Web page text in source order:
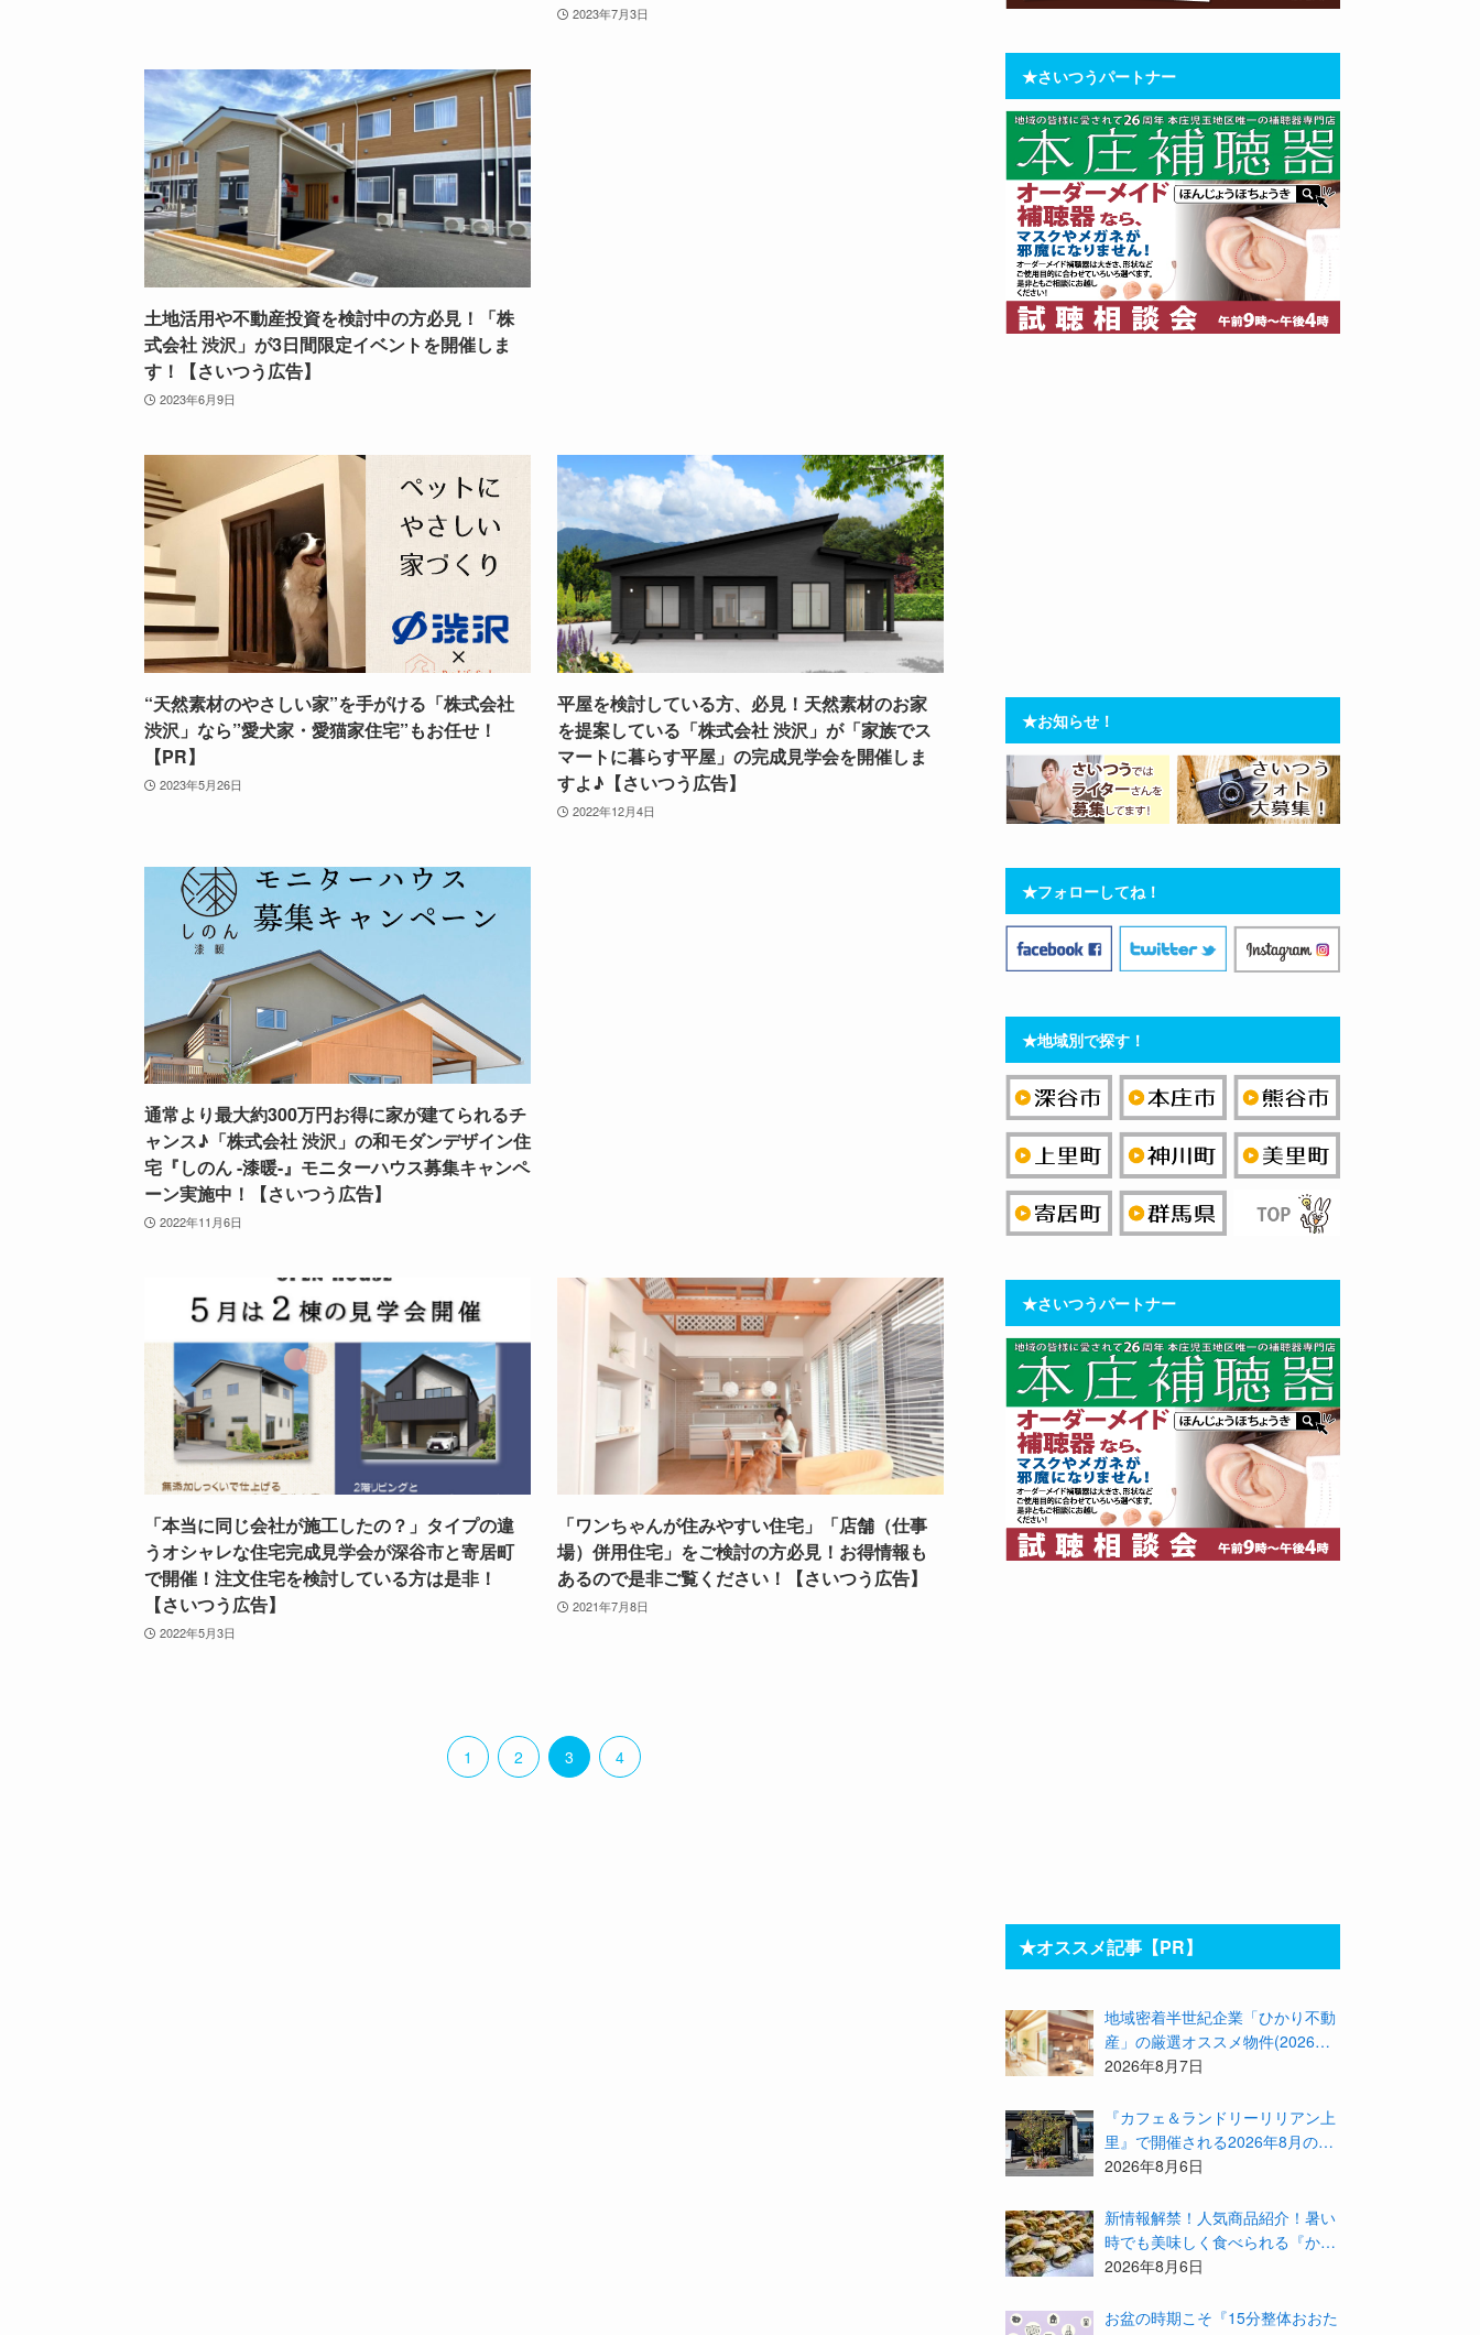
2023年7月3日
土地活用や不動産投資を検討中の方必見！「株
式会社 渋沢」が3日間限定イベントを開催しま
す！【さいつう広告】
2023年6月9日
“天然素材のやさしい家”を手がける「株式会社
渋沢」なら”愛犬家・愛猫家住宅”もお任せ！
【PR】
2023年5月26日
平屋を検討している方、必見！天然素材のお家
を提案している「株式会社 渋沢」が「家族でス
マートに暮らす平屋」の完成見学会を開催しま
すよ♪【さいつう広告】
2022年12月4日
通常より最大約300万円お得に家が建てられるチ
ャンス♪「株式会社 渋沢」の和モダンデザイン住
宅『しのん -漆暖-』モニターハウス募集キャンペ
ーン実施中！【さいつう広告】
2022年11月6日
「本当に同じ会社が施工したの？」タイプの違
うオシャレな住宅完成見学会が深谷市と寄居町
で開催！注文住宅を検討している方は是非！
【さいつう広告】
2022年5月3日
「ワンちゃんが住みやすい住宅」「店舗（仕事
場）併用住宅」をご検討の方必見！お得情報も
あるので是非ご覧ください！【さいつう広告】
2021年7月8日
1 2 3 4
★さいつうパートナー
★お知らせ！
★フォローしてね！
★地域別で探す！
★さいつうパートナー
★オススメ記事【PR】
地域密着半世紀企業「ひかり不動
産」の厳選オススメ物件(2026年8
月)をご紹介！参加費無料『”木の
受付中！
2026年8月7日
『カフェ＆ランドリーリリアン上
里』で開催される2026年8月のイ
ベント等をまとめてご紹介！
2026年8月6日
新情報解禁！人気商品紹介！暑い
時でも美味しく食べられる『かず
みんち』の身体に優しい天然酵母
2026年8月6日
お盆の時期こそ『15分整体おおた